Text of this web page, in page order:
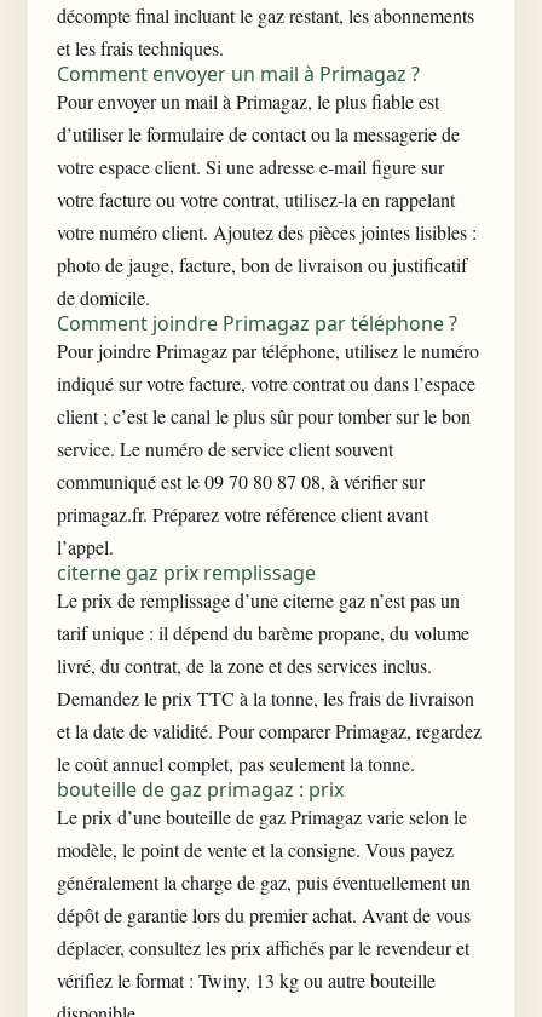
décompte final incluant le gaz restant, les abonnements
et les frais techniques.
Comment envoyer un mail à Primagaz ?
Pour envoyer un mail à Primagaz, le plus fiable est
d’utiliser le formulaire de contact ou la messagerie de
votre espace client. Si une adresse e-mail figure sur
votre facture ou votre contrat, utilisez-la en rappelant
votre numéro client. Ajoutez des pièces jointes lisibles :
photo de jauge, facture, bon de livraison ou justificatif
de domicile.
Comment joindre Primagaz par téléphone ?
Pour joindre Primagaz par téléphone, utilisez le numéro
indiqué sur votre facture, votre contrat ou dans l’espace
client ; c’est le canal le plus sûr pour tomber sur le bon
service. Le numéro de service client souvent
communiqué est le 09 70 80 87 08, à vérifier sur
primagaz.fr. Préparez votre référence client avant
l’appel.
citerne gaz prix remplissage
Le prix de remplissage d’une citerne gaz n’est pas un
tarif unique : il dépend du barème propane, du volume
livré, du contrat, de la zone et des services inclus.
Demandez le prix TTC à la tonne, les frais de livraison
et la date de validité. Pour comparer Primagaz, regardez
le coût annuel complet, pas seulement la tonne.
bouteille de gaz primagaz : prix
Le prix d’une bouteille de gaz Primagaz varie selon le
modèle, le point de vente et la consigne. Vous payez
généralement la charge de gaz, puis éventuellement un
dépôt de garantie lors du premier achat. Avant de vous
déplacer, consultez les prix affichés par le revendeur et
vérifiez le format : Twiny, 13 kg ou autre bouteille